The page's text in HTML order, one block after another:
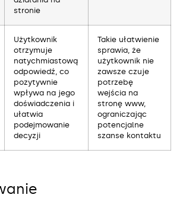
stronie
Użytkownik
otrzymuje
natychmiastową
odpowiedź, co
pozytywnie
wpływa na jego
doświadczenia i
ułatwia
podejmowanie
decyzji
Takie ułatwienie
sprawia, że
użytkownik nie
zawsze czuje
potrzebę
wejścia na
stronę www,
ograniczając
potencjalne
szanse kontaktu